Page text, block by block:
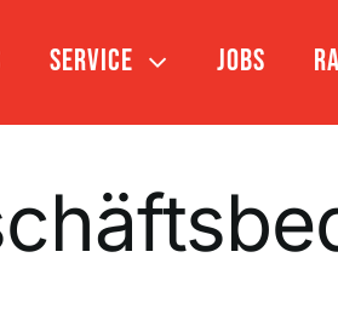
Service Jobs